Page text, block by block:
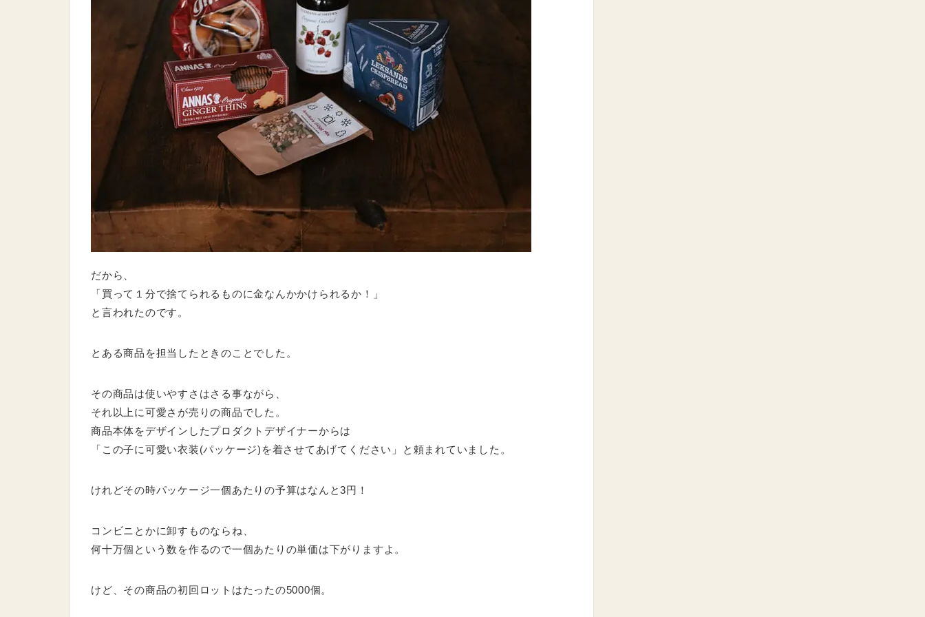
だから、
「買って１分で捨てられるものに金なんかかけられるか！」
と言われたのです。
とある商品を担当したときのことでした。
その商品は使いやすさはさる事ながら、
それ以上に可愛さが売りの商品でした。
商品本体をデザインしたプロダクトデザイナーからは
「この子に可愛い衣装(パッケージ)を着させてあげてください」と頼まれていました。
けれどその時パッケージ一個あたりの予算はなんと3円！
コンビニとかに卸すものならね、
何十万個という数を作るので一個あたりの単価は下がりますよ。
けど、その商品の初回ロットはたったの5000個。